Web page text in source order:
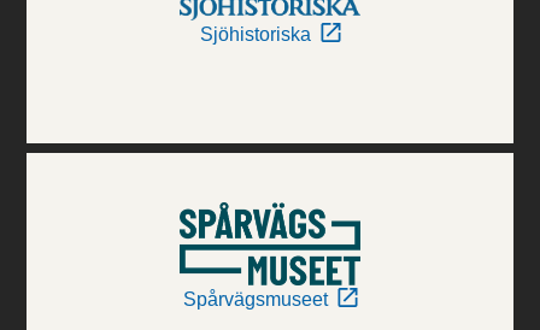
Sjöhistoriska
Spårvägsmuseet